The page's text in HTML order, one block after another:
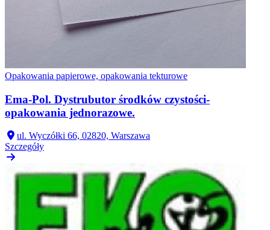
Opakowania papierowe, opakowania tekturowe
Ema-Pol. Dystrubutor środków czystości-
opakowania jednorazowe.
ul. Wyczółki 66, 02820, Warszawa
Szczegóły